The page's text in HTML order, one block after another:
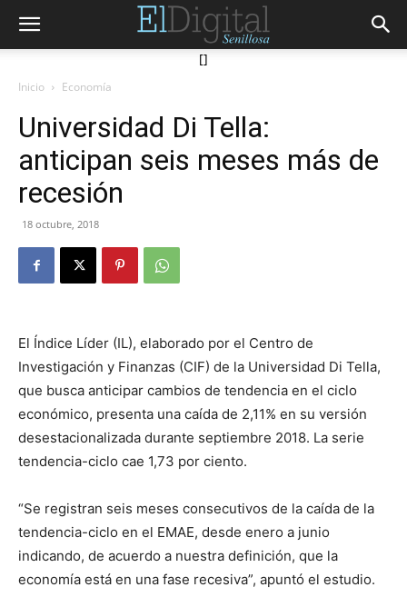
[]
Inicio Economía
Universidad Di Tella:
anticipan seis meses más de
recesión
18 octubre, 2018
El Índice Líder (IL), elaborado por el Centro de
Investigación y Finanzas (CIF) de la Universidad Di Tella,
que busca anticipar cambios de tendencia en el ciclo
económico, presenta una caída de 2,11% en su versión
desestacionalizada durante septiembre 2018. La serie
tendencia-ciclo cae 1,73 por ciento.
“Se registran seis meses consecutivos de la caída de la
tendencia-ciclo en el EMAE, desde enero a junio
indicando, de acuerdo a nuestra definición, que la
economía está en una fase recesiva”, apuntó el estudio.